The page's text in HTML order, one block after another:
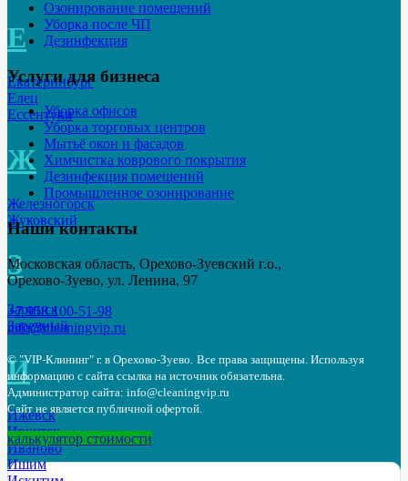
Е
Екатеринбург
Елец
Ессентуки
Ж
Железногорск
Жуковский
З
Заринск
Заречный
И
Ижевск
Иркутск
Иваново
Ишим
Озонирование помещений
Уборка после ЧП
Дезинфекция
Услуги для бизнеса
Уборка офисов
Уборка торговых центров
Мытьё окон и фасадов
Химчистка коврового покрытия
Дезинфекция помещений
Промышленное озонирование
Наши контакты
Московская область, Орехово-Зуевский г.о.,
Орехово-Зуево, ул. Ленина, 97
+7 958 100-51-98
info@cleaningvip.ru
© "VIP-Клининг" г. в Орехово-Зуево. Все права защищены. Используя
информацию с сайта ссылка на источник обязательна.
Администратор сайта: info@cleaningvip.ru
Сайт не является публичной офертой.
калькулятор стоимости